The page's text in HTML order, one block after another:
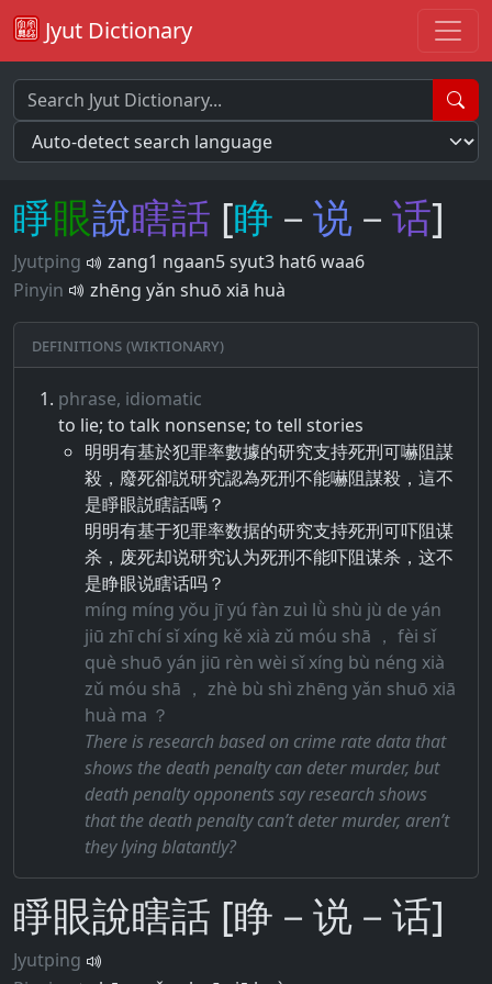
Jyut Dictionary
睜眼說瞎話 [睁 － 说 － 话]
Jyutping
zang1 ngaan5 syut3 hat6 waa6
Pinyin
zhēng yǎn shuō xiā huà
Definitions (Wiktionary)
phrase, idiomatic
to lie; to talk nonsense; to tell stories
明明有基於犯罪率數據的研究支持死刑可嚇阻謀
殺，廢死卻説研究認為死刑不能嚇阻謀殺，這不
是睜眼説瞎話嗎？
明明有基于犯罪率数据的研究支持死刑可吓阻谋
杀，废死却说研究认为死刑不能吓阻谋杀，这不
是睁眼说瞎话吗？
míng míng yǒu jī yú fàn zuì lǜ shù jù de yán
jiū zhī chí sǐ xíng kě xià zǔ móu shā ， fèi sǐ
què shuō yán jiū rèn wèi sǐ xíng bù néng xià
zǔ móu shā ， zhè bù shì zhēng yǎn shuō xiā
huà ma ？
There is research based on crime rate data that
shows the death penalty can deter murder, but
death penalty opponents say research shows
that the death penalty can’t deter murder, aren’t
they lying blatantly?
睜眼說瞎話 [睁－说－话]
Jyutping